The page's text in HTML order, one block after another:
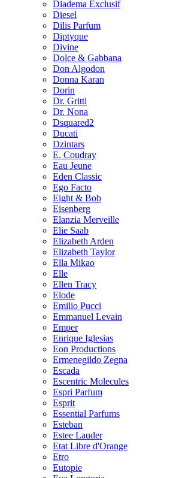
Diadema Exclusif
Diesel
Dilis Parfum
Diptyque
Divine
Dolce & Gabbana
Don Algodon
Donna Karan
Dorin
Dr. Gritti
Dr. Nona
Dsquared2
Ducati
Dzintars
E. Coudray
Eau Jeune
Eden Classic
Ego Facto
Eight & Bob
Eisenberg
Elanzia Merveille
Elie Saab
Elizabeth Arden
Elizabeth Taylor
Ella Mikao
Elle
Ellen Tracy
Elode
Emilio Pucci
Emmanuel Levain
Emper
Enrique Iglesias
Eon Productions
Ermenegildo Zegna
Escada
Escentric Molecules
Espri Parfum
Esprit
Essential Parfums
Esteban
Estee Lauder
Etat Libre d'Orange
Etro
Eutopie